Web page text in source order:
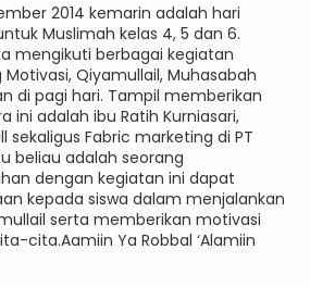
2014 kemarin adalah hari
Muslimah kelas 4, 5 dan 6.
mengikuti berbagai kegiatan
Qiyamullail, Muhasabah
di pagi hari. Tampil memberikan
ini adalah ibu Ratih Kurniasari,
Fabric marketing di PT
beliau adalah seorang
dengan kegiatan ini dapat
kepada siswa dalam menjalankan
serta memberikan motivasi
cita.Aamiin Ya Robbal ‘Alamiin